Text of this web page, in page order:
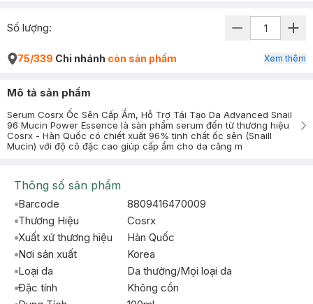
Số lượng:
75/339 Chi nhánh còn sản phẩm Xem thêm
Mô tả sản phẩm
Serum Cosrx Ốc Sên Cấp Ẩm, Hỗ Trợ Tái Tạo Da Advanced Snail
96 Mucin Power Essence là sản phẩm serum đến từ thương hiệu
Cosrx - Hàn Quốc có chiết xuất 96% tinh chất ốc sên (Snaill
Mucin) với độ cô đặc cao giúp cấp ẩm cho da căng m
Thông số sản phẩm
Barcode
8809416470009
Thương Hiệu
Cosrx
Xuất xứ thương hiệu
Hàn Quốc
Nơi sản xuất
Korea
Loại da
Da thường/Mọi loại da
Đặc tính
Không cồn